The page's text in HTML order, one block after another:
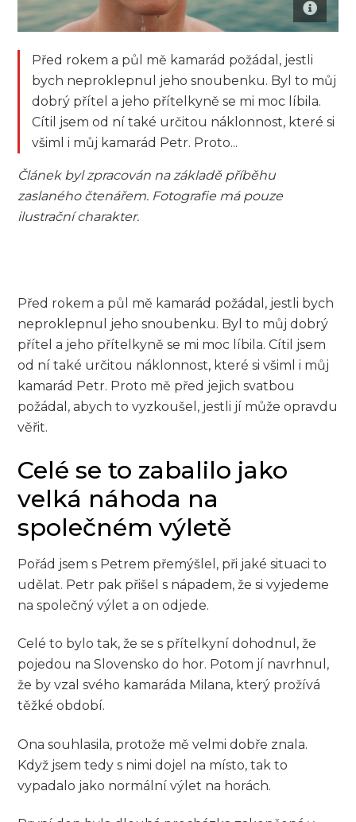
Před rokem a půl mě kamarád požádal, jestli
bych neproklepnul jeho snoubenku. Byl to můj
dobrý přítel a jeho přítelkyně se mi moc líbila.
Cítil jsem od ní také určitou náklonnost, které si
všiml i můj kamarád Petr. Proto...
Článek byl zpracován na základě příběhu
zaslaného čtenářem. Fotografie má pouze
ilustrační charakter.
Před rokem a půl mě kamarád požádal, jestli bych
neproklepnul jeho snoubenku. Byl to můj dobrý
přítel a jeho přítelkyně se mi moc líbila. Cítil jsem
od ní také určitou náklonnost, které si všiml i můj
kamarád Petr. Proto mě před jejich svatbou
požádal, abych to vyzkoušel, jestli jí může opravdu
věřit.
Celé se to zabalilo jako
velká náhoda na
společném výletě
Pořád jsem s Petrem přemýšlel, při jaké situaci to
udělat. Petr pak přišel s nápadem, že si vyjedeme
na společný výlet a on odjede.
Celé to bylo tak, že se s přítelkyní dohodnul, že
pojedou na Slovensko do hor. Potom jí navrhnul,
že by vzal svého kamaráda Milana, který prožívá
těžké období.
Ona souhlasila, protože mě velmi dobře znala.
Když jsem tedy s nimi dojel na místo, tak to
vypadalo jako normální výlet na horách.